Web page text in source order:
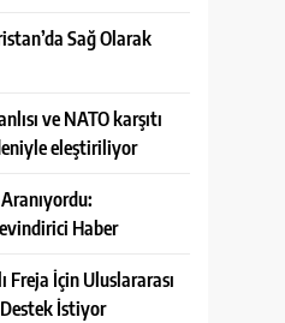
Sağ Olarak
ve NATO karşıtı
eleştiriliyor
Haber
Freja İçin Uluslararası
İstiyor